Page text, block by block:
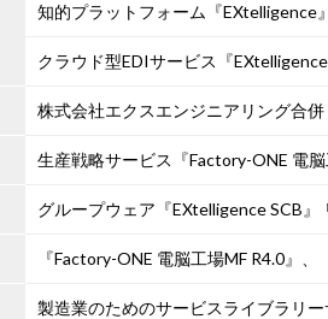
知的プラットフォーム『EXtelligence
クラウド型EDIサービス『
株式会社エクスエンジニアリング合併
生産戦略サービス『Factory-ONE 電
グループウェア『EXtelligence SCB』
『Factory-ONE 電脳工場MF R4.0』
製造業のためのサービスライブラリ